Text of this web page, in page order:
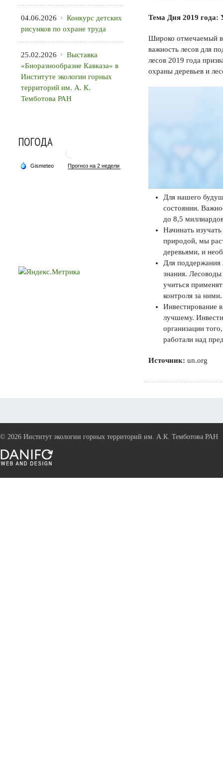
Тема Дня 2019 года:
Широко отмечаемый
важность лесов для
лесов 2019 года
охраны деревьев и
Для нашего
состоянии.
до 8,5
Начинать
природой, мы
деревьями, и
Для поддержания
знания.
учиться
контроля за ними.
Инвестирование
лучшему.
организации
работали над
Источник: un.org
04.06.2026
Конкурс детских
рисунков по охране труда
25.02.2026
Выставка
«Биоразнообразие Кавказа» в
Институте экологии горных
территорий им. А. К.
Темботова РАН
ПОГОДА
© 2026 Институт экологии горных территорий им. А.К. Темботова РАН